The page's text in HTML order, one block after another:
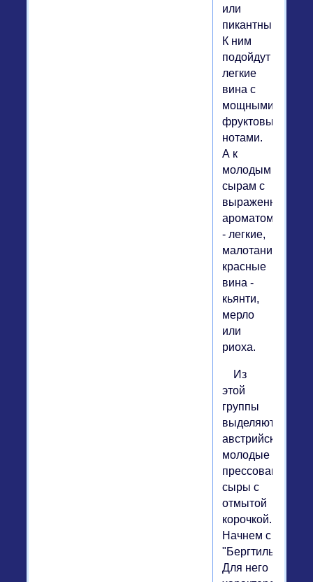
или
пикантным.
К ним
подойдут
легкие
вина с
мощными
фруктовыми
нотами.
А к
молодым
сырам с
выраженным
ароматом
- легкие,
малотанинные
красные
вина -
кьянти,
мерло
или
риоха.
Из
этой
группы
выделяются
австрийские
молодые
прессованные
сыры с
отмытой
корочкой.
Начнем с
Для него